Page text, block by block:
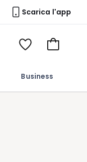
Scarica l'app
Business
Voir
Vai